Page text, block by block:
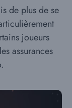
de plus de se
joueurs
assurances